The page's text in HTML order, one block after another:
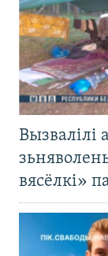
Вызвалілі
вясёлкі»